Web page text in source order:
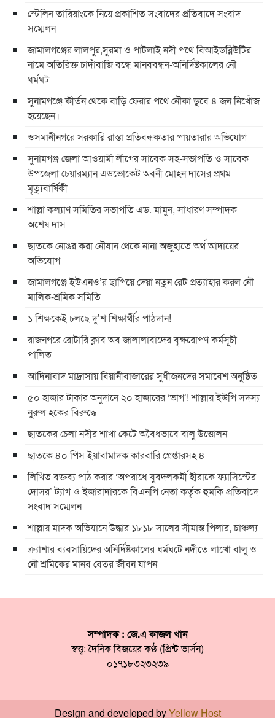
স্টেলিন তারিয়াংকে নিয়ে প্রকাশিত সংবাদের প্রতিবাদে সংবাদ
সম্মেলন
জামালগঞ্জের লালপুর,সুরমা ও পাটলাই নদী পথে বিআইডব্লিউটির
নামে অতিরিক্ত চাদাঁবাজি বন্ধে মানববন্ধন-অনির্দিষ্টকালের নৌ
ধর্মঘট
সুনামগঞ্জে কীর্তন থেকে বাড়ি ফেরার পথে নৌকা ডুবে ৪ জন নিখোঁজ
হয়েছেন।
ওসমানীনগরে সরকারি রাস্তা প্রতিবন্ধকতার পায়তারার অভিযোগ
সুনামগঞ্জ জেলা আওয়ামী লীগের সাবেক সহ-সভাপতি ও সাবেক
উপজেলা চেয়ারম্যান এডভোকেট অবনী মোহন দাসের প্রথম
মৃত্যুবার্ষিকী
শাল্লা কল্যাণ সমিতির সভাপতি এড. মামুন, সাধারণ সম্পাদক
অশেষ দাস
ছাতকে নোঙর করা নৌযান থেকে নানা অজুহাতে অর্থ আদায়ের
অভিযোগ
জামালগঞ্জে ইউএনও’র ছাপিয়ে দেয়া নতুন রেট প্রত্যাহার করল নৌ
মালিক-শ্রমিক সমিতি
১ শিক্ষকেই চলছে দু’শ শিক্ষার্থীর পাঠদান!
রাজনগরে রোটারি ক্লাব অব জালালাবাদের বৃক্ষরোপণ কর্মসূচী
পালিত
আদিনাবাদ মাদ্রাসায় বিয়ানীবাজারের সুধীজনদের সমাবেশ অনুষ্ঠিত
৫০ হাজার টাকার অনুদানে ২০ হাজারের ‘ভাগ’! শাল্লায় ইউপি সদস্য
নুরুল হকের বিরুদ্ধে
ছাতকের চেলা নদীর শাখা কেটে অবৈধভাবে বালু উত্তোলন
ছাতকে ৪০ পিস ইয়াবামাদক কারবারি গ্রেপ্তারসহ ৪
লিখিত বক্তব্য পাঠ করার ‘অপরাধে যুবদলকর্মী হীরাকে ফ্যাসিস্টের
দোসর’ ট্যাগ ও ইজারাদারকে বিএনপি নেতা কর্তৃক হুমকি প্রতিবাদে
সংবাদ সম্মেলন
শাল্লায় মাদক অভিযানে উদ্ধার ১৮১৮ সালের সীমান্ত পিলার, চাঞ্চল্য
ক্র্যাশার ব্যবসায়িদের অনির্দিষ্টকালের ধর্মঘটে নদীতে লাখো বালু ও
নৌ শ্রমিকের মানব বেতর জীবন যাপন
সম্পাদক : জে.এ কাজল খান
স্বত্ত্ব: দৈনিক বিজয়ের কণ্ঠ (প্রিন্ট ভার্সন)
০১৭১৮৩২৩২৩৯
Design and developed byYellow Host